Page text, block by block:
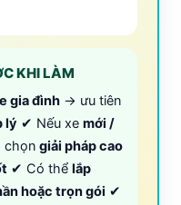
KHI LÀM
gia đình → ưu tiên
lý ✔ Nếu xe mới /
giải pháp cao
✔ Có thể lắp
hoặc trọn gói ✔